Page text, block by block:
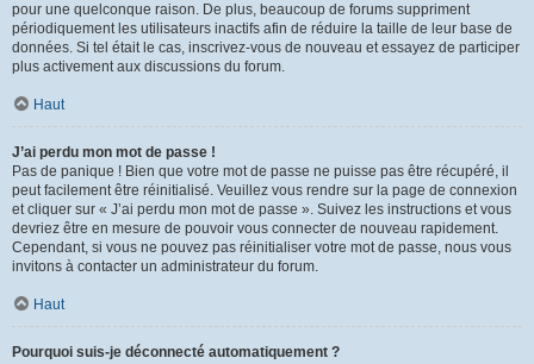
pour une quelconque raison. De plus, beaucoup de forums suppriment
périodiquement les utilisateurs inactifs afin de réduire la taille de leur base de
données. Si tel était le cas, inscrivez-vous de nouveau et essayez de participer
plus activement aux discussions du forum.
Haut
J’ai perdu mon mot de passe !
Pas de panique ! Bien que votre mot de passe ne puisse pas être récupéré, il
peut facilement être réinitialisé. Veuillez vous rendre sur la page de connexion
et cliquer sur « J’ai perdu mon mot de passe ». Suivez les instructions et vous
devriez être en mesure de pouvoir vous connecter de nouveau rapidement.
Cependant, si vous ne pouvez pas réinitialiser votre mot de passe, nous vous
invitons à contacter un administrateur du forum.
Haut
Pourquoi suis-je déconnecté automatiquement ?